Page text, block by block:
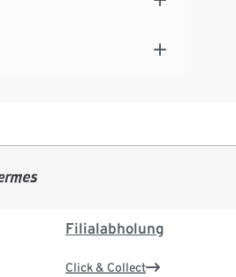
Filialabholung
Click & Collect